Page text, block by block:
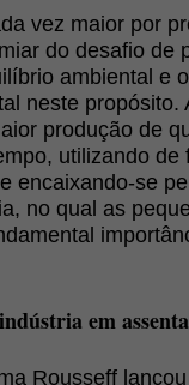
vez maior por
do desafio de
ambiental e
neste propósito.
produção de
utilizando de
encaixando-se
no qual as
em
Rousseff